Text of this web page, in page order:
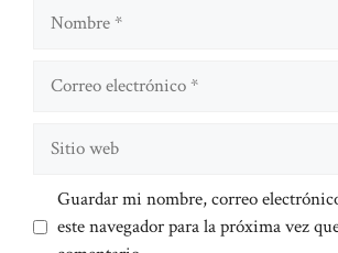
Nombre
electrónico
web
Guardar mi nombre, correo
este navegador para la próxima vez